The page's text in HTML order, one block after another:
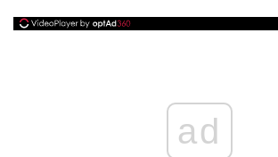
ad